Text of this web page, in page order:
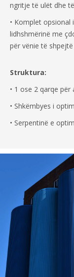
ngritje të ulët dhe
• Komplet opsional
lidhshmërinë me
për vënie të
Struktura:
• 1 ose 2 qarqe
• Shkëmbyes i
• Serpentinë e